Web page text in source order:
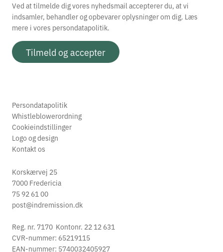
Ved at tilmelde dig vores nyhedsmail accepterer du, at vi
indsamler, behandler og opbevarer oplysninger om dig. Læs
mere i vores persondatapolitik.
Tilmeld og accepter
Persondatapolitik
Whistleblowerordning
Cookieindstillinger
Logo og design
Kontakt os
Korskærvej 25
7000 Fredericia
75 92 61 00
post@indremission.dk
Reg. nr. 7170 Kontonr. 22 12 631
CVR-nummer: 65219115
EAN-nummer: 5740032405927